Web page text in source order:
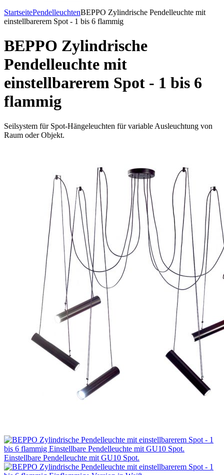
StartseitePendelleuchtenBEPPO Zylindrische Pendelleuchte mit
einstellbarerem Spot - 1 bis 6 flammig
BEPPO Zylindrische
Pendelleuchte mit
einstellbarerem Spot - 1 bis 6
flammig
Seilsystem für Spot-Hängeleuchten für variable Ausleuchtung von
Raum oder Objekt.
Einstellbare Pendelleuchte mit GU10 Spot.